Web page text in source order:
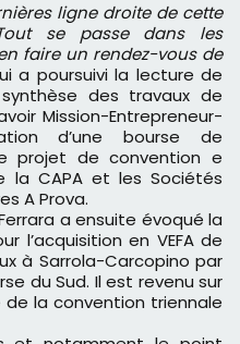
ligne droite de cette
se passe dans les
faire un rendez-vous de
a poursuivi la lecture de
des travaux de
Mission-Entrepreneur-
d’une bourse de
projet de convention e
la CAPA et les Sociétés
A Prova.
a ensuite évoqué la
l’acquisition en VEFA de
à Sarrola-Carcopino par
du Sud. Il est revenu sur
la convention triennale